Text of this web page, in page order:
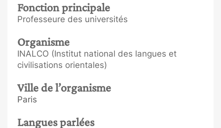
Fonction principale
Professeure des universités
Organisme
INALCO (Institut national des langues et
civilisations orientales)
Ville de l’organisme
Paris
Langues parlées